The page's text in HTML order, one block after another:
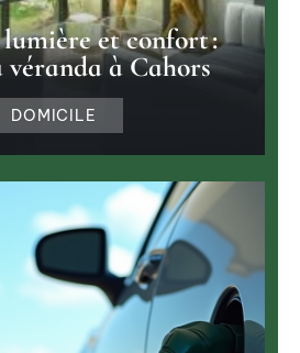
et confort :
véranda à Cahors
DOMICILE